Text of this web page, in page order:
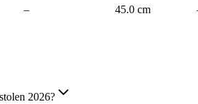
– 45.0 cm
2026?